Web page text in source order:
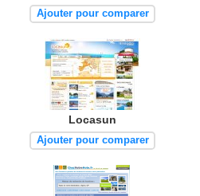
Ajouter pour comparer
Locasun
Ajouter pour comparer